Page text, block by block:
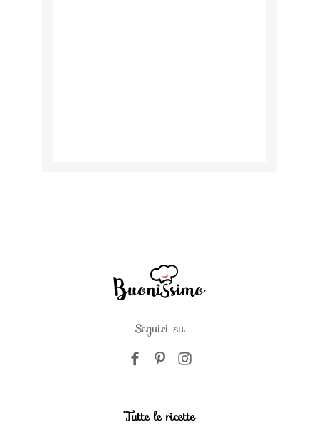
Seguici su
Tutte le ricette